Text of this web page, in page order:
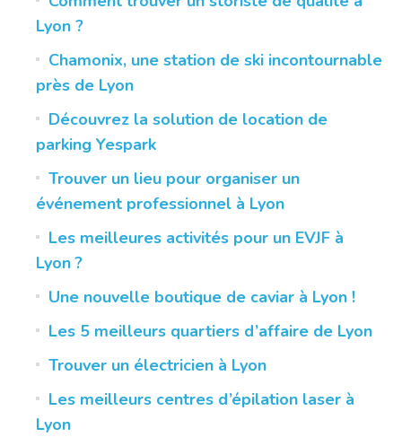
Lyon ?
Chamonix, une station de ski incontournable
près de Lyon
Découvrez la solution de location de
parking Yespark
Trouver un lieu pour organiser un
événement professionnel à Lyon
Les meilleures activités pour un EVJF à
Lyon ?
Une nouvelle boutique de caviar à Lyon !
Les 5 meilleurs quartiers d’affaire de Lyon
Trouver un électricien à Lyon
Les meilleurs centres d’épilation laser à
Lyon